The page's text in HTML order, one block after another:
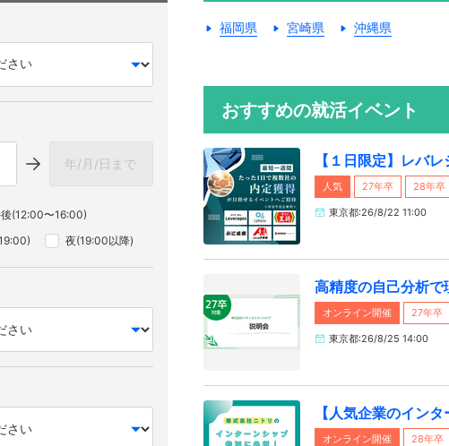
(12:00〜16:00)
夜(19:00以降)
福岡県 宮崎県 沖縄県
おすすめの就活イベント
【１日限定】レバ
人気 27年卒 28年卒
東京都:26/8/22 11:00
高精度の自己分析で
オンライン開催 27年卒
東京都:26/8/25 14:00
【人気企業のイン
オンライン開催 28年卒